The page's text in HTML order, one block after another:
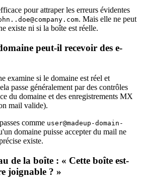
pour attraper les erreurs évidentes
. Mais elle ne peut
existe ni si la boîte est réelle.
peut-il recevoir des e-
examine si le domaine est réel et
passe généralement par des contrôles
du domaine et des enregistrements MX
mail valide).
comme user@madeup-domain-
domaine puisse accepter du mail ne
existe.
de la boîte : « Cette boîte est-
joignable ? »